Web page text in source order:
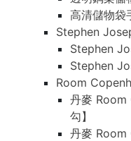
高清儲物袋
Stephen
Stephen
Stephen
Room
丹麥 Room
勾】
丹麥 Room